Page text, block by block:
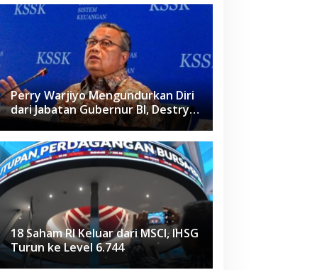
Perry Warjiyo Mengundurkan Diri
dari Jabatan Gubernur BI, Destry
Damayanti Jadi Pejabat Sementara
18 Saham RI Keluar dari MSCI, IHSG
Turun ke Level 6.744